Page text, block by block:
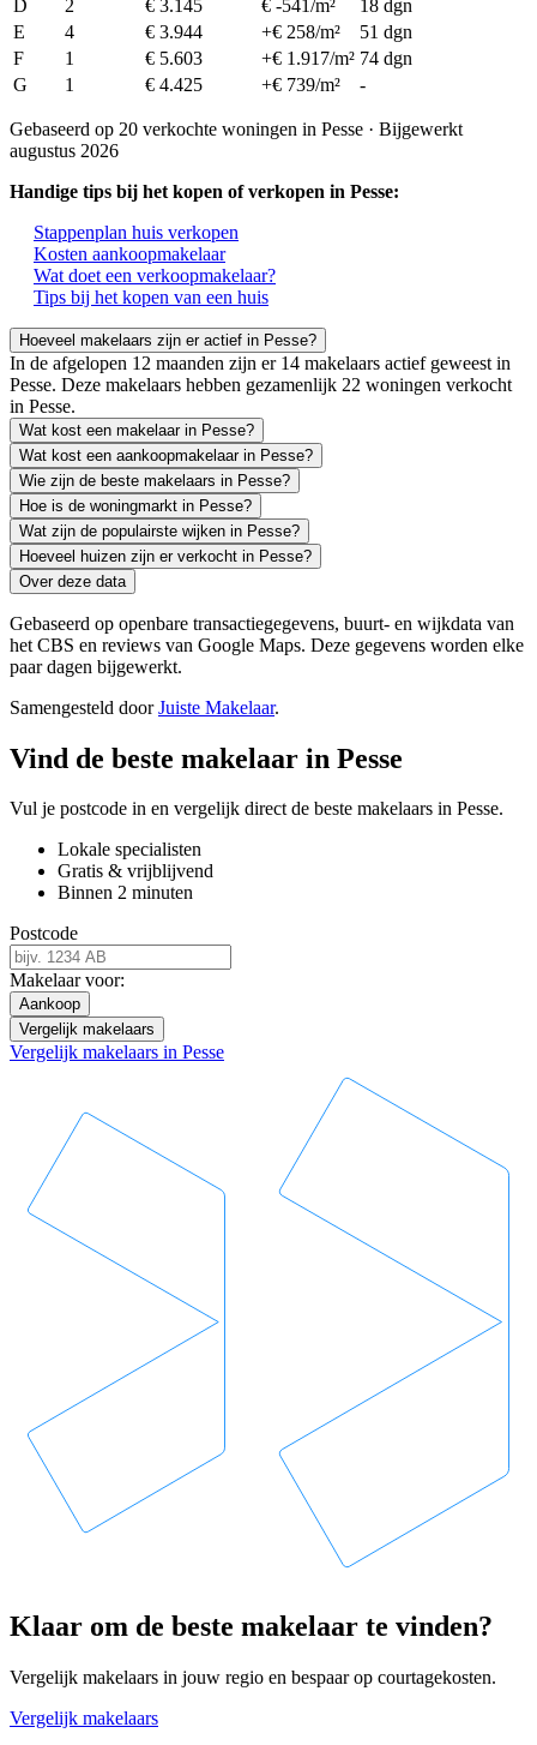
D 2 € 3.145 € -541/m²
18 dgn
E
4 € 3.944 +€ 258/m²
51 dgn
F
1 € 5.603 +€ 1.917/m² 74 dgn
G
1 € 4.425 +€ 739/m² -
Gebaseerd op 20 verkochte woningen in Pesse · Bijgewerkt
augustus 2026
Handige tips bij het kopen of verkopen in Pesse:
Stappenplan huis verkopen
Kosten aankoopmakelaar
Wat doet een verkoopmakelaar?
Tips bij het kopen van een huis
Hoeveel makelaars zijn er actief in Pesse?
In de afgelopen 12 maanden zijn er 14 makelaars actief geweest in
Pesse. Deze makelaars hebben gezamenlijk 22 woningen verkocht
in Pesse.
Wat kost een makelaar in Pesse?
Wat kost een aankoopmakelaar in Pesse?
Wie zijn de beste makelaars in Pesse?
Hoe is de woningmarkt in Pesse?
Wat zijn de populairste wijken in Pesse?
Hoeveel huizen zijn er verkocht in Pesse?
Over deze data
Gebaseerd op openbare transactiegegevens, buurt- en wijkdata van
het CBS en reviews van Google Maps. Deze gegevens worden elke
paar dagen bijgewerkt.
Samengesteld doorJuiste Makelaar.
Vind de beste makelaar in Pesse
Vul je postcode in en vergelijk direct de beste makelaars in Pesse.
Lokale specialisten
Gratis & vrijblijvend
Binnen 2 minuten
Postcode
Makelaar voor:
Aankoop
Vergelijk makelaars
Vergelijk makelaars in Pesse
Klaar om de beste makelaar te vinden?
Vergelijk makelaars in jouw regio en bespaar op courtagekosten.
Vergelijk makelaars